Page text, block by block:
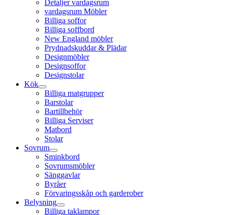
Detaljer vardagsrum
vardagsrum Möbler
Billiga soffor
Billiga soffbord
New England möbler
Prydnadskuddar & Plädar
Designmöbler
Designsoffor
Designstolar
Kök
Billiga matgrupper
Barstolar
Bartillbehör
Billiga Serviser
Matbord
Stolar
Sovrum
Sminkbord
Sovrumsmöbler
Sänggavlar
Byråer
Förvaringsskåp och garderober
Belysning
Billiga taklampor